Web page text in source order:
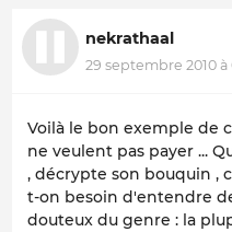
nekrathaal
29 septembre 2010 à
Voilà le bon exemple de
ne veulent pas payer ...
, décrypte son bouquin ,
t-on besoin d'entendre
douteux du genre : la